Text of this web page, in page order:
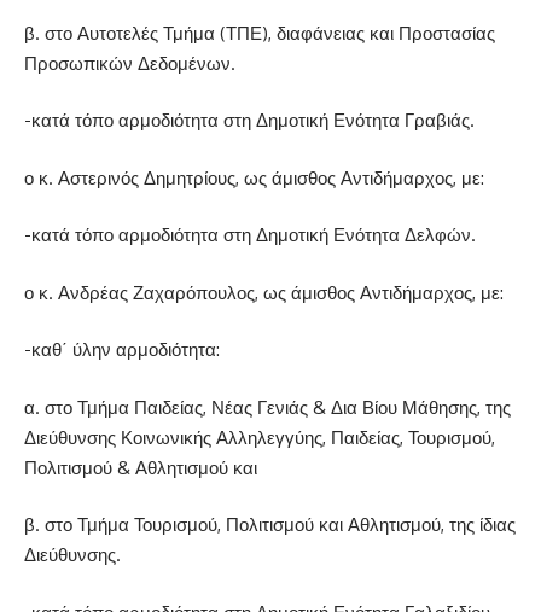
β. στο Αυτοτελές Τμήμα (ΤΠΕ), διαφάνειας και Προστασίας
Προσωπικών Δεδομένων.
-κατά τόπο αρμοδιότητα στη Δημοτική Ενότητα Γραβιάς.
ο κ. Αστερινός Δημητρίους, ως άμισθος Αντιδήμαρχος, με:
-κατά τόπο αρμοδιότητα στη Δημοτική Ενότητα Δελφών.
ο κ. Ανδρέας Ζαχαρόπουλος, ως άμισθος Αντιδήμαρχος, με:
-καθ΄ ύλην αρμοδιότητα:
α. στο Τμήμα Παιδείας, Νέας Γενιάς & Δια Βίου Μάθησης, της
Διεύθυνσης Κοινωνικής Αλληλεγγύης, Παιδείας, Τουρισμού,
Πολιτισμού & Αθλητισμού και
β. στο Τμήμα Τουρισμού, Πολιτισμού και Αθλητισμού, της ίδιας
Διεύθυνσης.